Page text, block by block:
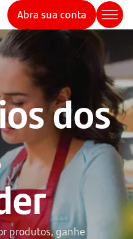
Abra sua conta
dos
produtos, ganhe